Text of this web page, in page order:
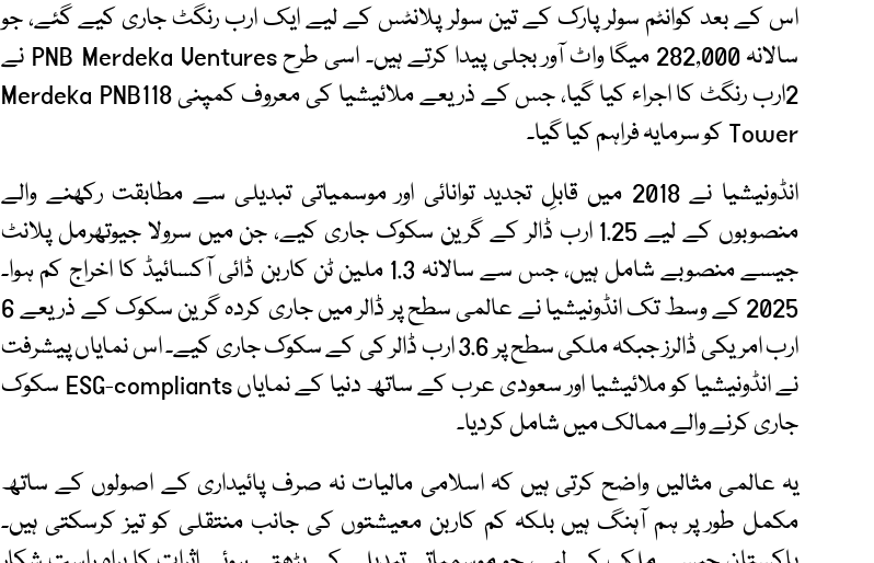
اس کے بعد کوانٹم سولر پارک کے تین سولر پلانٹس کے لیے ایک ارب رنگٹ جاری کیے گئے، جو
سالانہ 282,000 میگا واٹ آور بجلی پیدا کرتے ہیں۔ اسی طرح PNB Merdeka Ventures نے
2ارب رنگٹ کا اجراء کیا گیا، جس کے ذریعے ملائیشیا کی معروف کمپنی Merdeka PNB118
Tower کو سرمایہ فراہم کیا گیا۔
انڈونیشیا نے 2018 میں قابلِ تجدید توانائی اور موسمیاتی تبدیلی سے مطابقت رکھنے والے
منصوبوں کے لیے 1.25 ارب ڈالر کے گرین سکوک جاری کیے، جن میں سرولا جیوتھرمل پلانٹ
جیسے منصوبے شامل ہیں، جس سے سالانہ 1.3 ملین ٹن کاربن ڈائی آکسائیڈ کا اخراج کم ہوا۔
2025 کے وسط تک انڈونیشیا نے عالمی سطح پر ڈالر میں جاری کردہ گرین سکوک کے ذریعے 6
ارب امریکی ڈالرز جبکہ ملکی سطح پر 3.6 ارب ڈالر کی کے سکوک جاری کیے۔ اس نمایاں پیشرفت
نے انڈونیشیا کو ملائیشیا اور سعودی عرب کے ساتھ دنیا کے نمایاں ESG-compliants سکوک
جاری کرنے والے ممالک میں شامل کردیا۔
یہ عالمی مثالیں واضح کرتی ہیں کہ اسلامی مالیات نہ صرف پائیداری کے اصولوں کے ساتھ
مکمل طور پر ہم آہنگ ہیں بلکہ کم کاربن معیشتوں کی جانب منتقلی کو تیز کرسکتی ہیں۔